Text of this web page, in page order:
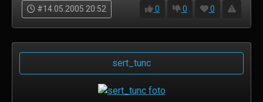
#14.05.2005 20:52 0 0 0
sert_tunc